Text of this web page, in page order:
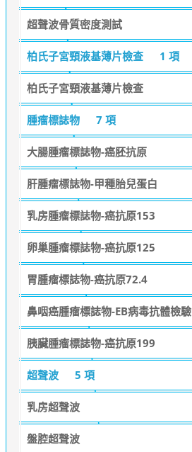
超聲波骨質密度測試
柏氏子宮頸液基薄片檢查 1 項
柏氏子宮頸液基薄片檢查
腫瘤標誌物 7 項
大腸腫瘤標誌物-癌胚抗原
肝腫瘤標誌物-甲種胎兒蛋白
乳房腫瘤標誌物-癌抗原153
卵巢腫瘤標誌物-癌抗原125
胃腫瘤標誌物-癌抗原72.4
鼻咽癌腫瘤標誌物-EB病毒抗體檢驗
胰臟腫瘤標誌物-癌抗原199
超聲波 5 項
乳房超聲波
盤腔超聲波